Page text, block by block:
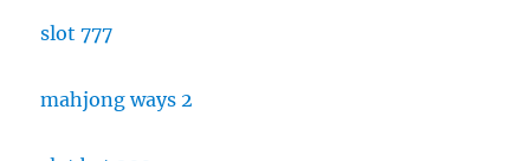
slot 777
mahjong ways 2